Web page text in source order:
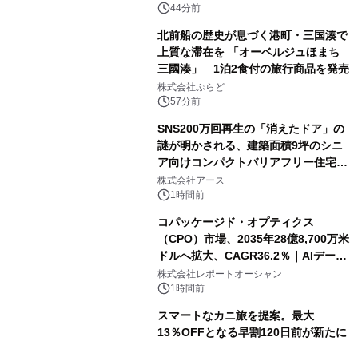
44分前
北前船の歴史が息づく港町・三国湊で
上質な滞在を 「オーベルジュほまち
三國湊」 1泊2食付の旅行商品を発売
株式会社ぷらど
57分前
SNS200万回再生の「消えたドア」の
謎が明かされる、建築面積9坪のシニ
ア向けコンパクトバリアフリー住宅が
誕生
株式会社アース
1時間前
コパッケージド・オプティクス
（CPO）市場、2035年28億8,700万米
ドルへ拡大、CAGR36.2％｜AIデータ
センター・高速光通信需要が成長を加
速
株式会社レポートオーシャン
1時間前
スマートなカニ旅を提案。最大
13％OFFとなる早割120日前が新たに